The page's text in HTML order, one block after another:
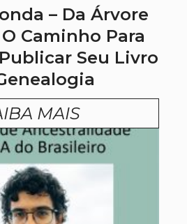
– Da Árvore
Caminho Para
Seu Livro
MAIS